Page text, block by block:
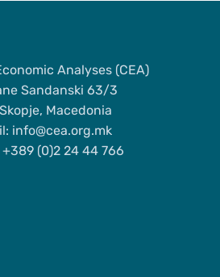
Analyses (CEA)
Sandanski 63/3
Macedonia
info@cea.org.mk
(0)2 24 44 766